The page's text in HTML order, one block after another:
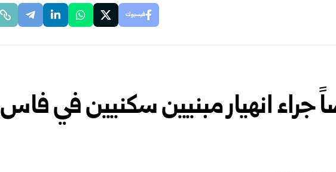
فيسبوك
شخصاً جراء انهيار مبنيين سكنيين في فاس